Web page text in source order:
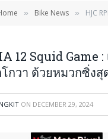
» Bike News » HJC RPHA 12
12 Squid Game :
กวา ด้วยหมวกซิ่งสุ
ON DECEMBER 29, 2024